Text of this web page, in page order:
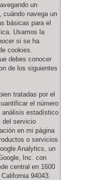
un
cuándo navega un
básicas para el
Usamos la
si se ha
cookies.
debes conocer
de los siguientes
tratadas por el
el número
análisis estadístico
del servicio
en mi página
o servicios
Analytics, un
Inc. con
central en 1600
94043.